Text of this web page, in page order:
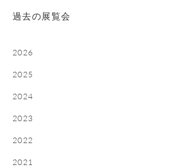
過去の展覧会
2026
2025
2024
2023
2022
2021